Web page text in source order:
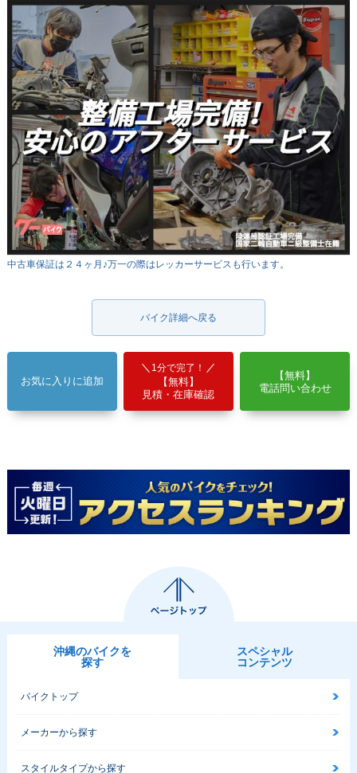
中古車保証は２４ヶ月♪万一の際はレッカーサービスも行います。
バイク詳細へ戻る
お気に入りに追加
1分で完了！
【無料】
見積・在庫確認
【無料】
電話問い合わせ
沖縄のバイクを
探す
スペシャル
コンテンツ
バイクトップ
メーカーから探す
スタイルタイプから探す